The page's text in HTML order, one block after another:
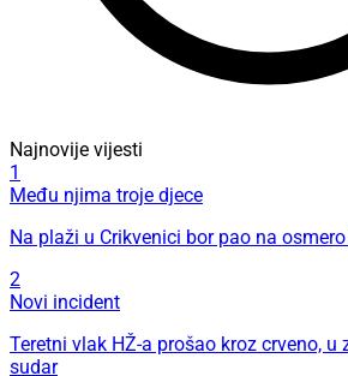
Najnovije vijesti
1
Među njima troje djece
Na plaži u Crikvenici bor pao na
2
Novi incident
Teretni vlak HŽ-a prošao kroz crveno, u
sudar